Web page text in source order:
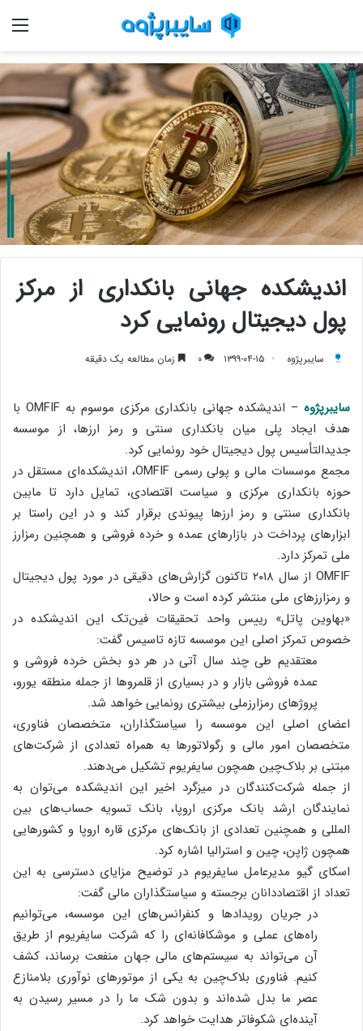
اندیشکده جهانی بانکداری از مرکز
پول دیجیتال رونمایی کرد
سایبرپژوه ۱۳۹۹-۰۴-۱۵ ۰ زمان مطالعه یک دقیقه
سایبرپژوه
– اندیشکده جهانی بانکداری مرکزی موسوم به OMFIF با
هدف ایجاد پلی میان بانکداری سنتی و رمز ارزها، از موسسه
جدیدالتأسیس پول دیجیتال خود رونمایی کرد.
مجمع موسسات مالی و پولی رسمی OMFIF، اندیشکده‌ای مستقل در
حوزه بانکداری مرکزی و سیاست اقتصادی، تمایل دارد تا مابین
بانکداری سنتی و رمز ارزها پیوندی برقرار کند و در این راستا بر
ابزارهای پرداخت در بازارهای عمده و خرده فروشی و همچنین رمزارز
ملی تمرکز دارد.
OMFIF از سال ۲۰۱۸ تاکنون گزارش‌های دقیقی در مورد پول دیجیتال
و رمزارزهای ملی منتشر کرده است و حالا،
«بهاوین پاتل» رییس واحد تحقیقات فین‌تک این اندیشکده در
خصوص تمرکز اصلی این موسسه تازه تاسیس گفت:
معتقدیم طی چند سال آتی در هر دو بخش خرده فروشی و
عمده فروشی بازار و در بسیاری از قلمروها از جمله منطقه یورو،
پروژهای رمزارزملی بیشتری رونمایی خواهد شد.
اعضای اصلی این موسسه را سیاستگذاران، متخصصان فناوری،
متخصصان امور مالی و رگولاتورها به همراه تعدادی از شرکت‌های
مبتنی بر بلاک‌چین همچون سایفریوم تشکیل می‌دهند.
از جمله شرکت‌کنندگان در میزگرد اخیر این اندیشکده می‌توان به
نمایندگان ارشد بانک مرکزی اروپا، بانک تسویه حساب‌های بین
المللی و همچنین تعدادی از بانک‌های مرکزی قاره اروپا و کشورهایی
همچون ژاپن، چین و استرالیا اشاره کرد.
اسکای گیو مدیرعامل سایفریوم در توضیح مزایای دسترسی به این
تعداد از اقتصاددانان برجسته و سیاستگذاران مالی گفت:
در جریان رویدادها و کنفرانس‌های این موسسه، می‌توانیم
راه‌های عملی و موشکافانه‌ای را که شرکت سایفریوم از طریق
آن می‌تواند به سیستم‌های مالی جهان منفعت برساند، کشف
کنیم. فناوری‌ بلاک‌چین به یکی از موتورهای نوآوری بلامنازع
عصر ما بدل شده‌اند و بدون شک ما را در مسیر رسیدن به
آینده‌ای شکوفاتر هدایت خواهد کرد.